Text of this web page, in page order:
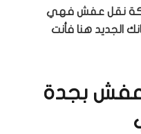
نقل عفش فهي
الجديد هنا فأنت
عفش بجدة